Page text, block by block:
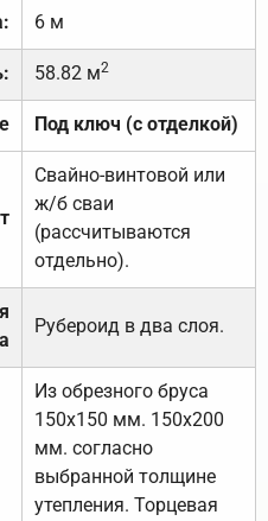
6 м
58.82 м2
Под ключ (с отделкой)
Свайно-винтовой или
ж/б сваи
(рассчитываются
отдельно).
Рубероид в два слоя.
Из обрезного бруса
150х150 мм. 150х200
мм. согласно
выбранной толщине
утепления. Торцевая